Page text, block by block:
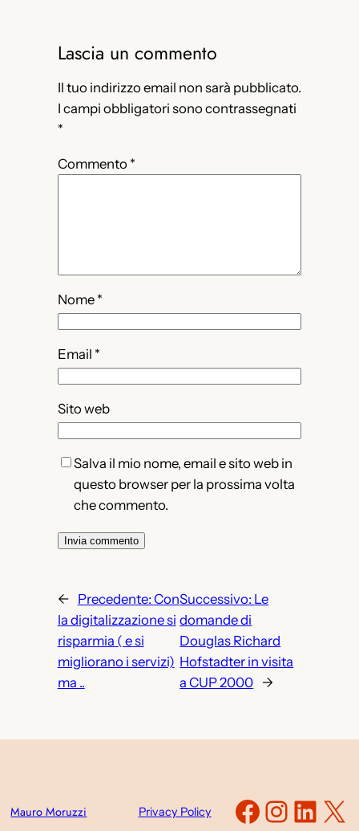
Lascia un commento
Il tuo indirizzo email non sarà pubblicato.
I campi obbligatori sono contrassegnati
*
Commento *
Nome *
Email *
Sito web
Salva il mio nome, email e sito web in
questo browser per la prossima volta
che commento.
← Precedente: Con
la digitalizzazione si
risparmia ( e si
migliorano i servizi)
ma ..
Successivo: Le
domande di
Douglas Richard
Hofstadter in visita
a CUP 2000 →
Mauro Moruzzi Privacy Policy X